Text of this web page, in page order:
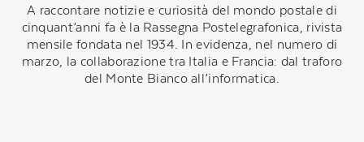
A raccontare notizie e curiosità del mondo postale di
cinquant’anni fa è la Rassegna Postelegrafonica, rivista
mensile fondata nel 1934. In evidenza, nel numero di
marzo, la collaborazione tra Italia e Francia: dal traforo
del Monte Bianco all’informatica.